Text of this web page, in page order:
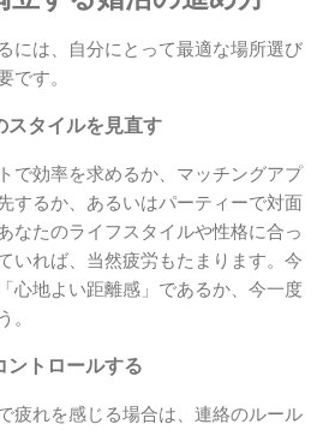
には、自分にとって最適な場所選び
です。
スタイルを見直す
で効率を求めるか、マッチングアプ
するか、あるいはパーティーで対面
なたのライフスタイルや性格に合っ
いれば、当然疲労もたまります。今
心地よい距離感」であるか、今一度
。
ントロールする
疲れを感じる場合は、連絡のルール